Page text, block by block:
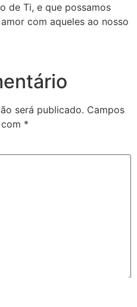
de Ti, e que possamos
com aqueles ao nosso
será publicado. Campos
*